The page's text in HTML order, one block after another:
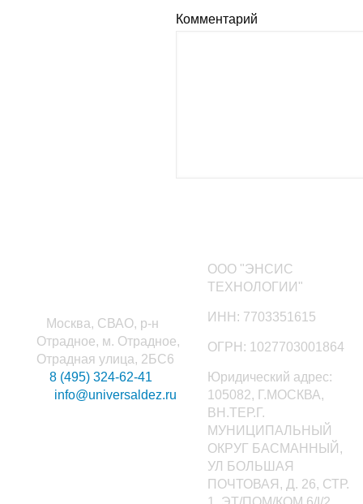
Комментарий
Москва, СВАО, р-н
Отрадное, м. Отрадное,
Отрадная улица, 2БС6
8 (495) 324-62-41
info@universaldez.ru
ООО "ЭНСИС
ТЕХНОЛОГИИ"
ИНН: 7703351615
ОГРН: 1027703001864
Юридический адрес:
105082, Г.МОСКВА,
ВН.ТЕР.Г.
МУНИЦИПАЛЬНЫЙ
ОКРУГ БАСМАННЫЙ,
УЛ БОЛЬШАЯ
ПОЧТОВАЯ, Д. 26, СТР.